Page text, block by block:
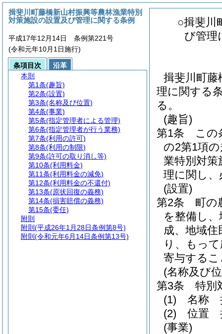
○揖斐川
び管理
揖斐川町藤
理に関する
る。
(趣旨)
第1条
この
の2第1項
業特別対策
理に関し
(設置)
第2条
町の
を整備し
成、地域
り、もっ
寄与する
(名称及び
第3条
特別
(1)
名称
(2)
位置
(事業)
揖斐川町藤橋新山村振興等農林漁業特別
対策施設の設置及び管理に関する条例
平成17年12月14日 条例第221号
(令和元年10月1日施行)
条項目次
沿革
本則
第1条(趣旨)
第2条(設置)
第3条(名称及び位置)
第4条(事業)
第5条(指定管理者による管理)
第6条(指定管理者が行う業務)
第7条(利用の許可)
第8条(利用の制限)
第9条(許可の取り消し等)
第10条(利用料金)
第11条(利用料金の減免)
第12条(利用料金の不還付)
第13条(原状回復の義務)
第14条(損害賠償の義務)
第15条(委任)
附則
附則 (平成26年1月28日条例第8号)
附則 (令和元年6月14日条例第13号)